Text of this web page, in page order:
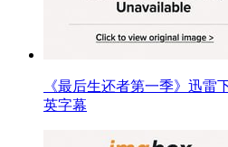
《最后生还者第一季》迅雷
英字幕